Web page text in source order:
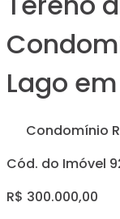
Lago
Condomínio
Cód. do Imóvel
R$ 300.000,00